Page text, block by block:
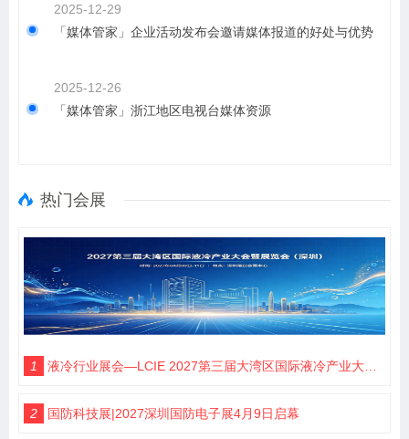
2025-12-29
「媒体管家」企业活动发布会邀请媒体报道的好处与优势
2025-12-26
「媒体管家」浙江地区电视台媒体资源
热门会展
1 液冷行业展会—LCIE 2027第三届大湾区国际液冷产业大会暨展览会（深圳）
2 国防科技展|2027深圳国防电子展4月9日启幕